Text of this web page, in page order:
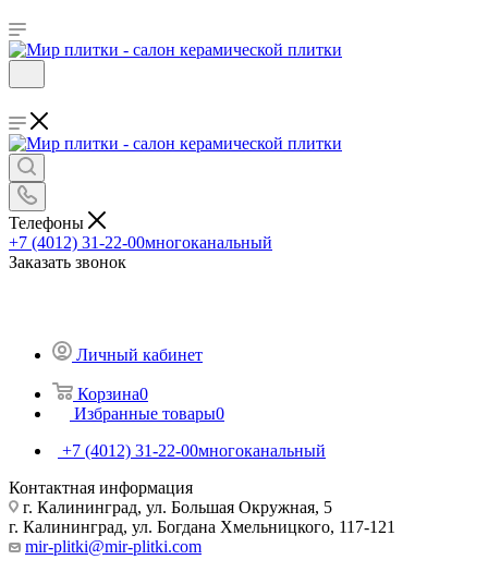
Телефоны
+7 (4012) 31-22-00многоканальный
Заказать звонок
Личный кабинет
Корзина0
Избранные товары0
+7 (4012) 31-22-00многоканальный
Контактная информация
г. Калининград, ул. Большая Окружная, 5
г. Калининград, ул. Богдана Хмельницкого, 117-121
mir-plitki@mir-plitki.com